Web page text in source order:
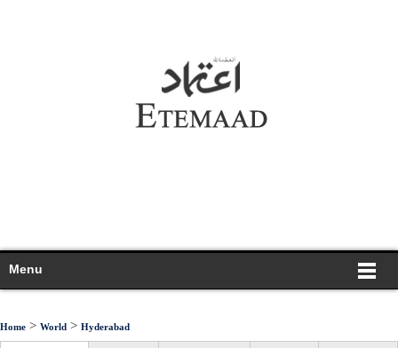
Menu
Home > World > Hyderabad